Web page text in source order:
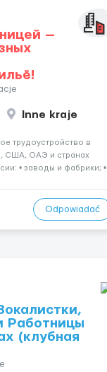
—
Inne kraje
трудоустройство в
США, ОАЭ и странах
• заводы и фабрики; •
Odpowiadać
Работницы
(клубная